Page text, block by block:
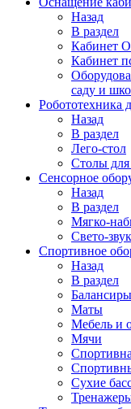
Назад
В раздел
Кабинет
Кабинет
саду и
Робототехника
Назад
В раздел
Лего-стол
Столы для
Сенсорное
Назад
В раздел
Мягко-
Свето-
Спортивное
Назад
В раздел
Балансиры
Маты
Мебель и
Мячи
Сухие